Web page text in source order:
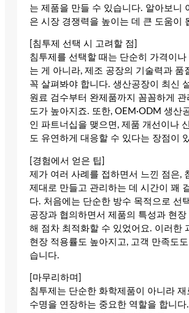
는 제품을 만들 수 있습니다. 알아보니
은 시장 경쟁력을 높이는 데 큰 도움이
[침투제 선택 시 고려할 점]
침투제를 선택할 때는 단순히 가격이나
는 게 아니라, 제조 공장의 기술력과 품
꼭 살펴봐야 합니다. 생산공장이 최신
원료 검수부터 완제품까지 꼼꼼하게 관
도가 높아지죠. 또한, OEM·ODM 생산
인 파트너십을 맺으면, 제품 개선이나
도 유연하게 대응할 수 있다는 장점이
[경험에서 얻은 팁]
제가 여러 사례를 접하면서 느낀 점은,
제대로 만들고 관리하는 데 시간이 꽤
다. 처음에는 단순한 방수 목적으로 선
공장과 협의하면서 제품의 특성과 현장
해 점차 최적화할 수 있었어요. 이러한
현장 적용률도 높아지고, 고객 만족도
습니다.
[마무리하며]
침투제는 단순한 화학제품이 아니라 재
수명을 연장하는 중요한 역할을 합니다